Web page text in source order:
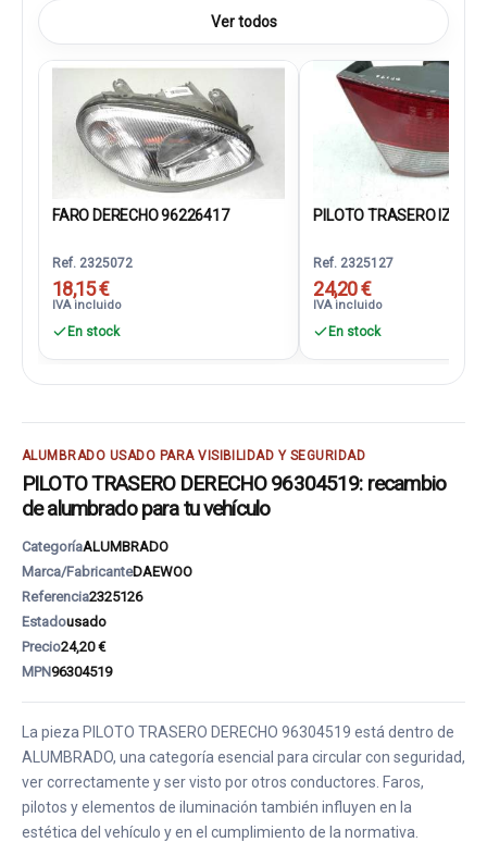
Ver todos
FARO DERECHO 96226417
Ref. 2325072
18,15 €
IVA incluido
En stock
PILOTO TRASERO
Ref. 2325127
24,20 €
IVA incluido
En stock
ALUMBRADO USADO PARA VISIBILIDAD Y SEGURIDAD
PILOTO TRASERO DERECHO 96304519: recambio
de alumbrado para tu vehículo
CategoríaALUMBRADO
Marca/FabricanteDAEWOO
Referencia2325126
Estadousado
Precio24,20 €
MPN96304519
La pieza PILOTO TRASERO DERECHO 96304519 está dentro de
ALUMBRADO, una categoría esencial para circular con seguridad,
ver correctamente y ser visto por otros conductores. Faros,
pilotos y elementos de iluminación también influyen en la
estética del vehículo y en el cumplimiento de la normativa.